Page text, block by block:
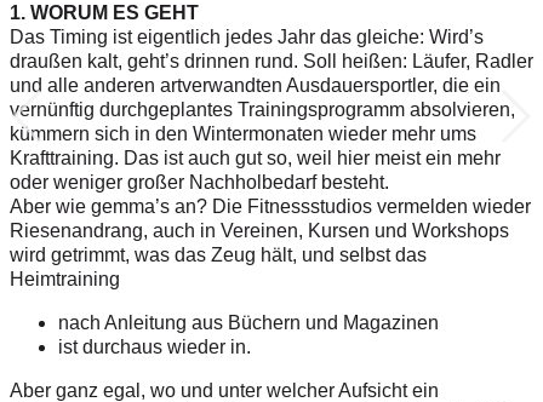
1. WORUM ES GEHT
Das Timing ist eigentlich jedes Jahr das gleiche: Wird’s
draußen kalt, geht’s drinnen rund. Soll heißen: Läufer, Radler
und alle anderen artverwandten Ausdauersportler, die ein
vernünftig durchgeplantes Trainingsprogramm absolvieren,
kümmern sich in den Wintermonaten wieder mehr ums
Krafttraining. Das ist auch gut so, weil hier meist ein mehr
oder weniger großer Nachholbedarf besteht.
Aber wie gemma’s an? Die Fitnessstudios vermelden wieder
Riesenandrang, auch in Vereinen, Kursen und Workshops
wird getrimmt, was das Zeug hält, und selbst das
Heimtraining
nach Anleitung aus Büchern und Magazinen
ist durchaus wieder in.
Aber ganz egal, wo und unter welcher Aufsicht ein